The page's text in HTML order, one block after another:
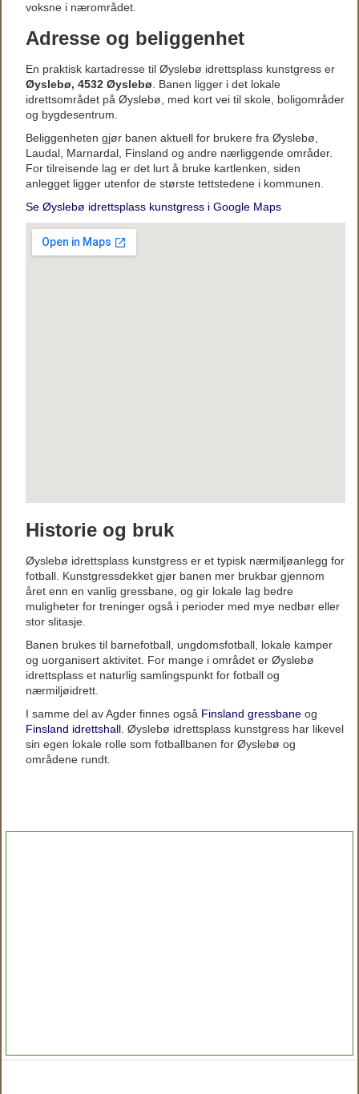
voksne i nærområdet.
Adresse og beliggenhet
En praktisk kartadresse til Øyslebø idrettsplass kunstgress er
Øyslebø, 4532 Øyslebø . Banen ligger i det lokale
idrettsområdet på Øyslebø, med kort vei til skole, boligområder
og bygdesentrum.
Beliggenheten gjør banen aktuell for brukere fra Øyslebø,
Laudal, Marnardal, Finsland og andre nærliggende områder.
For tilreisende lag er det lurt å bruke kartlenken, siden
anlegget ligger utenfor de største tettstedene i kommunen.
Se Øyslebø idrettsplass kunstgress i Google Maps
Historie og bruk
Øyslebø idrettsplass kunstgress er et typisk nærmiljøanlegg for
fotball. Kunstgressdekket gjør banen mer brukbar gjennom
året enn en vanlig gressbane, og gir lokale lag bedre
muligheter for treninger også i perioder med mye nedbør eller
stor slitasje.
Banen brukes til barnefotball, ungdomsfotball, lokale kamper
og uorganisert aktivitet. For mange i området er Øyslebø
idrettsplass et naturlig samlingspunkt for fotball og
nærmiljøidrett.
I samme del av Agder finnes også Finsland gressbane og
Finsland idrettshall . Øyslebø idrettsplass kunstgress har likevel
sin egen lokale rolle som fotballbanen for Øyslebø og
områdene rundt.